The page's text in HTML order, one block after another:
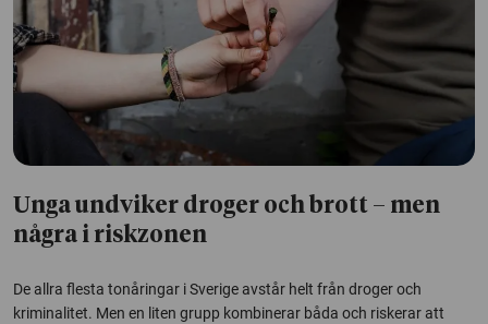
Unga undviker droger och brott – men
några i riskzonen
De allra flesta tonåringar i Sverige avstår helt från droger och
kriminalitet. Men en liten grupp kombinerar båda och riskerar att